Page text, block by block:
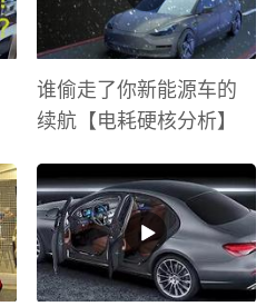
谁偷走了你新能源车的
续航【电耗硬核分析】